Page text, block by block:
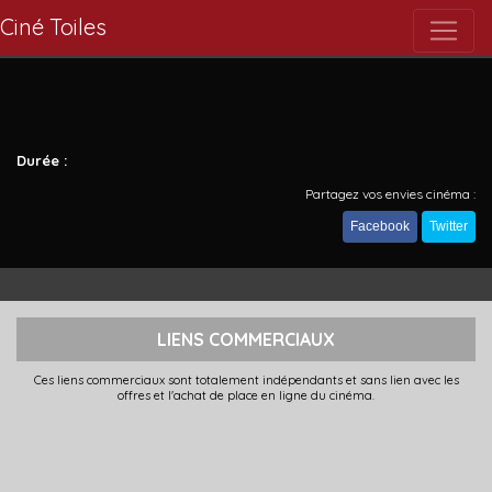
Ciné Toiles
Durée :
Partagez vos envies cinéma :
Facebook Twitter
LIENS COMMERCIAUX
Ces liens commerciaux sont totalement indépendants et sans lien avec les
offres et l'achat de place en ligne du cinéma.